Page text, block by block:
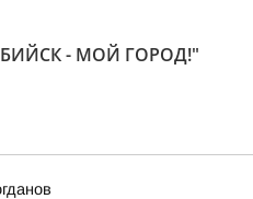
- МОЙ ГОРОД!"